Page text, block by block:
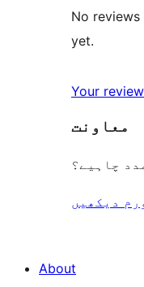
No
yet.
Your review
معاونت
چاہیے؟
دیکھیں
About